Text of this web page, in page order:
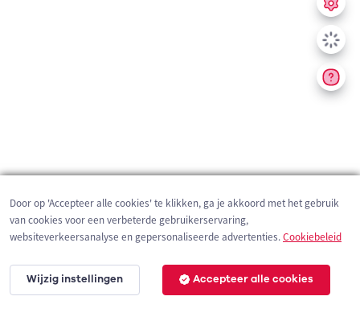
200 m
Door op 'Accepteer alle cookies' te klikken, ga je akkoord met het gebruik
van cookies voor een verbeterde gebruikerservaring,
websiteverkeersanalyse en gepersonaliseerde advertenties.Cookiebeleid
Wijzig instellingen Accepteer alle cookies